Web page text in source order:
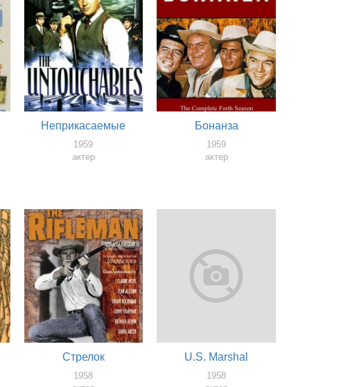
Неприкасаемые
1959
актер
Бонанза
1959
актер
Стрелок
1958
U.S. Marshal
1958